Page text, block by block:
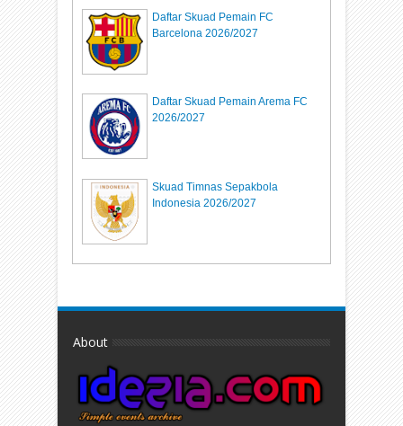
Daftar Skuad Pemain FC
Barcelona 2026/2027
Daftar Skuad Pemain Arema FC
2026/2027
Skuad Timnas Sepakbola
Indonesia 2026/2027
About